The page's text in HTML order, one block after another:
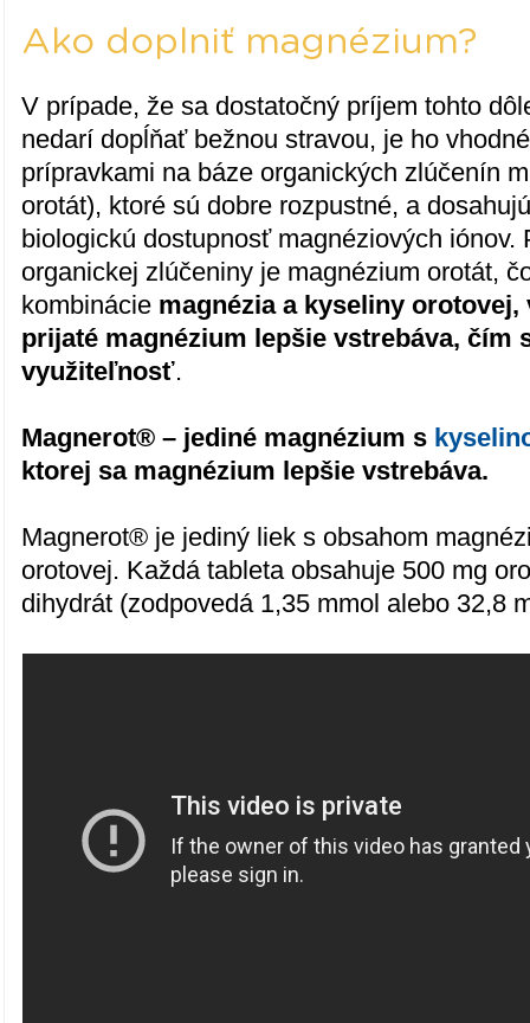
Ako doplniť magnézium?
V prípade, že sa dostatočný príjem tohto
nedarí dopĺňať bežnou stravou, je ho
prípravkami na báze organických zlúčenín
orotát), ktoré sú dobre rozpustné, a
biologickú dostupnosť magnéziových iónov.
organickej zlúčeniny je magnézium orotát,
kombinácie magnézia a kyseliny
prijaté magnézium lepšie vstrebáva, čím
využiteľnosť.
Magnerot® – jediné magnézium s
ktorej sa magnézium lepšie vstrebáva.
Magnerot® je jediný liek s obsahom
orotovej. Každá tableta obsahuje 500 mg
dihydrát (zodpovedá 1,35 mmol alebo 32,8